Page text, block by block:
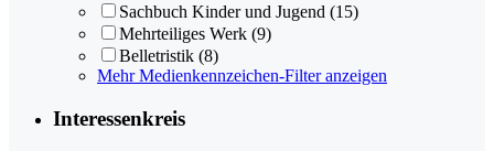
Sachbuch Kinder und Jugend (15)
Mehrteiliges Werk (9)
Belletristik (8)
Mehr Medienkennzeichen-Filter anzeigen
Interessenkreis